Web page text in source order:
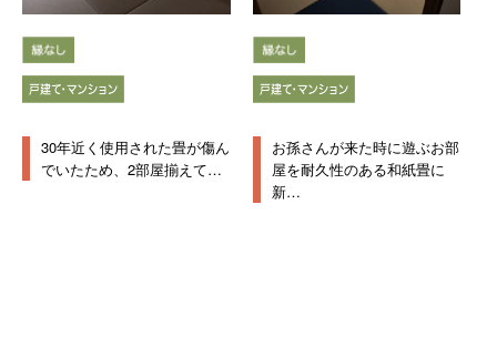
30年近く使用された畳が傷ん
でいたため、2部屋揃えて…
お孫さんが来た時に遊ぶお部
屋を耐久性のある和紙畳に
新…